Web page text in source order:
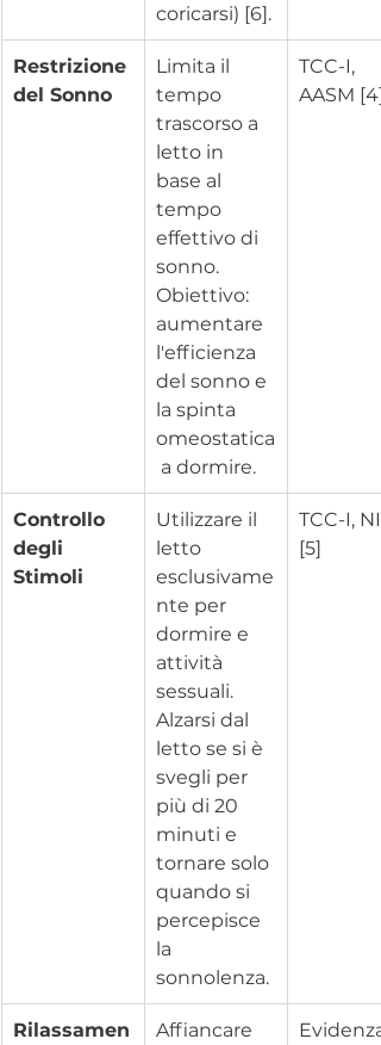
coricarsi) [6].
Restrizione
del Sonno
Limita il
tempo
trascorso a
letto in
base al
tempo
effettivo di
sonno.
Obiettivo:
aumentare
l'efficienza
del sonno e
la spinta
omeostatica
a dormire.
TCC-I,
AASM [4]
Controllo
degli
Stimoli
Utilizzare il
letto
esclusivame
nte per
dormire e
attività
sessuali.
Alzarsi dal
letto se si è
svegli per
più di 20
minuti e
tornare solo
quando si
percepisce
la
sonnolenza.
TCC-I,
[5]
Rilassamen
Affiancare
Evidenza